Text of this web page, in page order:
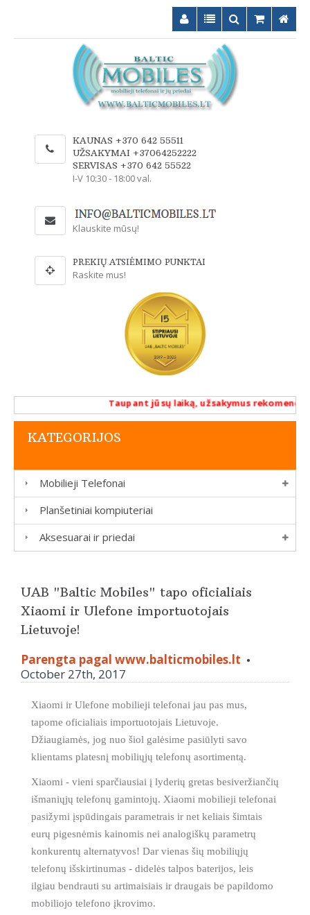
KAUNAS +370 642 55511
UŽSAKYMAI +37064252222
SERVISAS +370 642 55522
I-V 10:30 - 18:00 val.
Klauskite mūsų!
PREKIŲ ATSIĖMIMO PUNKTAI
Raskite mus!
Taupant jūsų laiką, užsakymus
KATEGORIJOS
Mobilieji Telefonai
Planšetiniai kompiuteriai
Aksesuarai ir priedai
UAB "Baltic Mobiles" tapo oficialiais
Xiaomi ir Ulefone importuotojais
Lietuvoje!
Parengta pagal www.balticmobiles.lt •
October 27th, 2017
Xiaomi ir Ulefone mobilieji telefonai jau pas mus,
tapome oficialiais importuotojais Lietuvoje.
Džiaugiamės, jog nuo šiol galėsime pasiūlyti savo
klientams platesnį mobiliųjų telefonų asortimentą.
Xiaomi - vieni sparčiausiai į lyderių gretas besiveržiančių
išmaniųjų telefonų gamintojų. Xiaomi mobilieji telefonai
pasižymi įspūdingais parametrais ir net keliais šimtais
eurų pigesnėmis kainomis nei analogiškų parametrų
konkurentų alternatyvos! Dar vienas šių mobiliųjų
telefonų išskirtinumas - didelės talpos baterijos, leis
ilgiau bendrauti su artimaisiais ir draugais be papildomo
mobiliojo telefono įkrovimo.